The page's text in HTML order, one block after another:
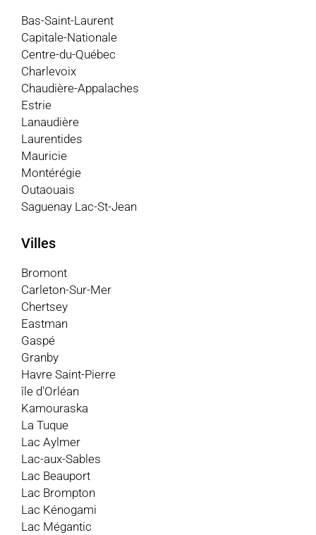
Bas-Saint-Laurent
Capitale-Nationale
Centre-du-Québec
Charlevoix
Chaudière-Appalaches
Estrie
Lanaudière
Laurentides
Mauricie
Montérégie
Outaouais
Saguenay Lac-St-Jean
Villes
Bromont
Carleton-Sur-Mer
Chertsey
Eastman
Gaspé
Granby
Havre Saint-Pierre
île d'Orléan
Kamouraska
La Tuque
Lac Aylmer
Lac-aux-Sables
Lac Beauport
Lac Brompton
Lac Kénogami
Lac Mégantic